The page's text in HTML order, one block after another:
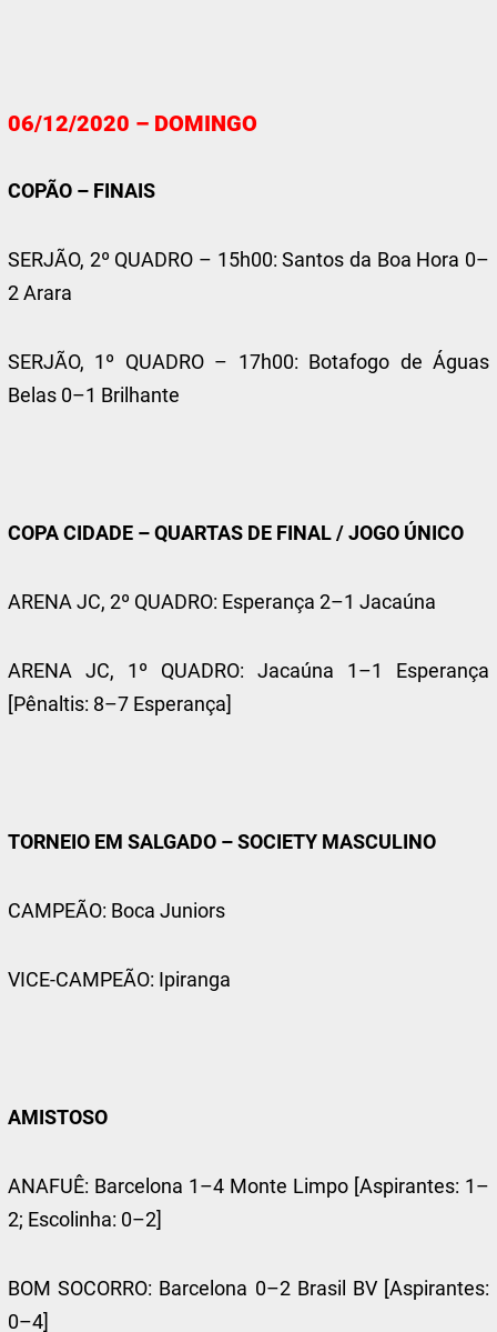
06/12/2020 – DOMINGO
COPÃO – FINAIS
SERJÃO, 2º QUADRO – 15h00: Santos da Boa Hora 0–
2 Arara
SERJÃO, 1º QUADRO – 17h00: Botafogo de Águas
Belas 0–1 Brilhante
COPA CIDADE – QUARTAS DE FINAL / JOGO ÚNICO
ARENA JC, 2º QUADRO: Esperança 2–1 Jacaúna
ARENA JC, 1º QUADRO: Jacaúna 1–1 Esperança
[Pênaltis: 8–7 Esperança]
TORNEIO EM SALGADO – SOCIETY MASCULINO
CAMPEÃO: Boca Juniors
VICE-CAMPEÃO: Ipiranga
AMISTOSO
ANAFUÊ: Barcelona 1–4 Monte Limpo [Aspirantes: 1–
2; Escolinha: 0–2]
BOM SOCORRO: Barcelona 0–2 Brasil BV [Aspirantes:
0–4]